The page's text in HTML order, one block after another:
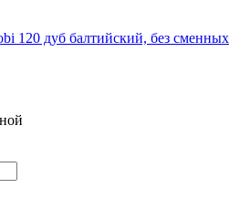
120 дуб балтийский, без сменных